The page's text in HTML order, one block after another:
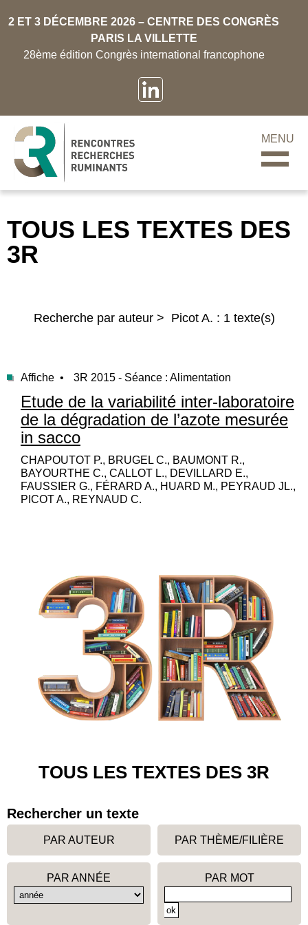
2 ET 3 DÉCEMBRE 2026 – CENTRE DES CONGRÈS
PARIS LA VILLETTE
28ème édition Congrès international francophone
MENU
TOUS LES TEXTES DES
3R
Recherche par auteur > Picot A. : 1 texte(s)
Affiche • 3R 2015 - Séance : Alimentation
Etude de la variabilité inter-laboratoire
de la dégradation de l’azote mesurée
in sacco
CHAPOUTOT P., BRUGEL C., BAUMONT R.,
BAYOURTHE C., CALLOT L., DEVILLARD E.,
FAUSSIER G., FÉRARD A., HUARD M., PEYRAUD JL.,
PICOT A., REYNAUD C.
TOUS LES TEXTES DES 3R
Rechercher un texte
PAR AUTEUR PAR THÈME/FILIÈRE
PAR ANNÉE PAR MOT